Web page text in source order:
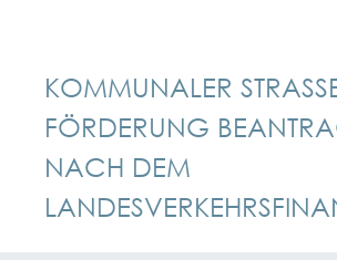
KOMMUNALER
ÖRDERUNG
ACH DEM L